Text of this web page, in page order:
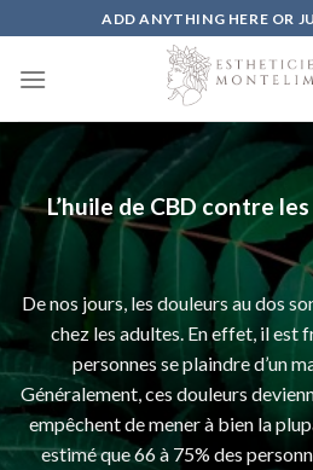
to
content
ADD ANYTHING HERE OR
L’huile de CBD contre
De nos jours, les douleurs au dos
chez les adultes. En effet, il est
personnes se plaindre d’un
Généralement, ces douleurs
empêchent de mener à bien la
estimé que 66 à 75% des